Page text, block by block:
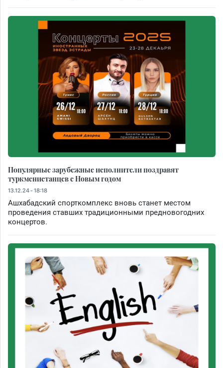
Популярные зарубежные исполнители поздравят
туркменистанцев с Новым годом
13.12.24 - 18:18
Ашхабадский спорткомплекс вновь станет местом
проведения ставших традиционными предновогодних
концертов.